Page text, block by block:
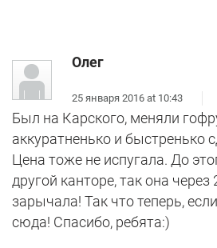
Олег
25 января 2016 at 10:43
Был на Карского, меняли
аккуратненько и быстренько
Цена тоже не испугала. До
другой канторе, так она через
зарычала! Так что теперь,
сюда! Спасибо, ребята:)